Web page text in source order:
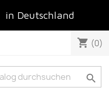
in Deutschland
shopping_cart (0)
